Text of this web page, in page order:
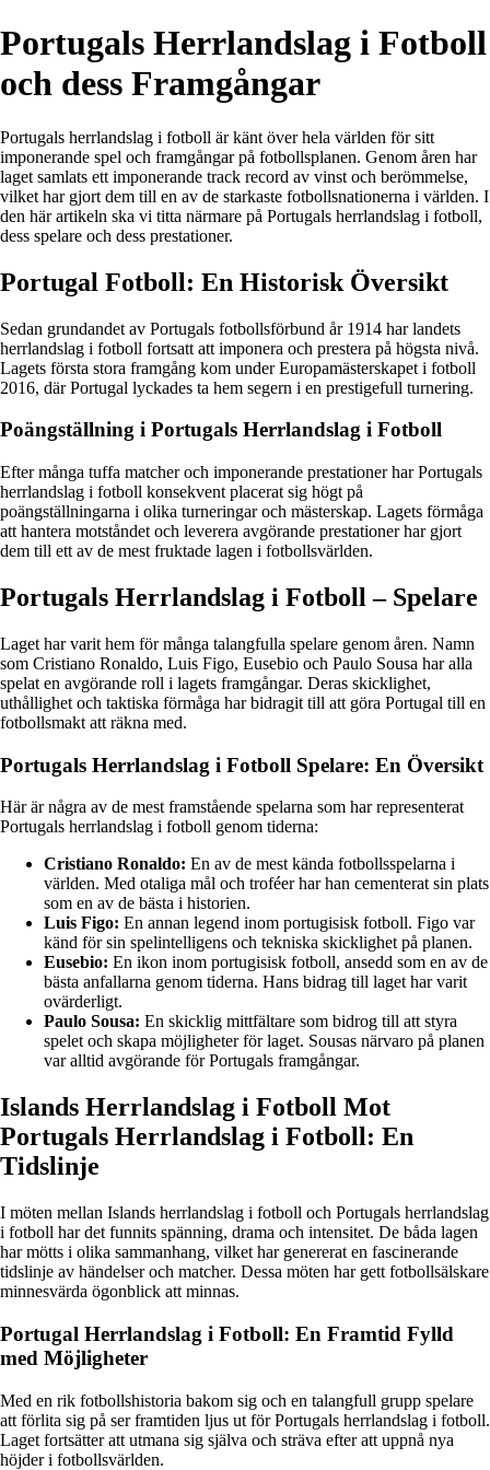
Portugals Herrlandslag i Fotboll
och dess Framgångar
Portugals herrlandslag i fotboll är känt över hela världen för sitt
imponerande spel och framgångar på fotbollsplanen. Genom åren har
laget samlats ett imponerande track record av vinst och berömmelse,
vilket har gjort dem till en av de starkaste fotbollsnationerna i världen. I
den här artikeln ska vi titta närmare på Portugals herrlandslag i fotboll,
dess spelare och dess prestationer.
Portugal Fotboll: En Historisk Översikt
Sedan grundandet av Portugals fotbollsförbund år 1914 har landets
herrlandslag i fotboll fortsatt att imponera och prestera på högsta nivå.
Lagets första stora framgång kom under Europamästerskapet i fotboll
2016, där Portugal lyckades ta hem segern i en prestigefull turnering.
Poängställning i Portugals Herrlandslag i Fotboll
Efter många tuffa matcher och imponerande prestationer har Portugals
herrlandslag i fotboll konsekvent placerat sig högt på
poängställningarna i olika turneringar och mästerskap. Lagets förmåga
att hantera motståndet och leverera avgörande prestationer har gjort
dem till ett av de mest fruktade lagen i fotbollsvärlden.
Portugals Herrlandslag i Fotboll – Spelare
Laget har varit hem för många talangfulla spelare genom åren. Namn
som Cristiano Ronaldo, Luis Figo, Eusebio och Paulo Sousa har alla
spelat en avgörande roll i lagets framgångar. Deras skicklighet,
uthållighet och taktiska förmåga har bidragit till att göra Portugal till en
fotbollsmakt att räkna med.
Portugals Herrlandslag i Fotboll Spelare: En Översikt
Här är några av de mest framstående spelarna som har representerat
Portugals herrlandslag i fotboll genom tiderna:
Cristiano Ronaldo: En av de mest kända fotbollsspelarna i
världen. Med otaliga mål och troféer har han cementerat sin plats
som en av de bästa i historien.
Luis Figo: En annan legend inom portugisisk fotboll. Figo var
känd för sin spelintelligens och tekniska skicklighet på planen.
Eusebio: En ikon inom portugisisk fotboll, ansedd som en av de
bästa anfallarna genom tiderna. Hans bidrag till laget har varit
ovärderligt.
Paulo Sousa: En skicklig mittfältare som bidrog till att styra
spelet och skapa möjligheter för laget. Sousas närvaro på planen
var alltid avgörande för Portugals framgångar.
Islands Herrlandslag i Fotboll Mot
Portugals Herrlandslag i Fotboll: En
Tidslinje
I möten mellan Islands herrlandslag i fotboll och Portugals herrlandslag
i fotboll har det funnits spänning, drama och intensitet. De båda lagen
har mötts i olika sammanhang, vilket har genererat en fascinerande
tidslinje av händelser och matcher. Dessa möten har gett fotbollsälskare
minnesvärda ögonblick att minnas.
Portugal Herrlandslag i Fotboll: En Framtid Fylld
med Möjligheter
Med en rik fotbollshistoria bakom sig och en talangfull grupp spelare
att förlita sig på ser framtiden ljus ut för Portugals herrlandslag i fotboll.
Laget fortsätter att utmana sig själva och sträva efter att uppnå nya
höjder i fotbollsvärlden.